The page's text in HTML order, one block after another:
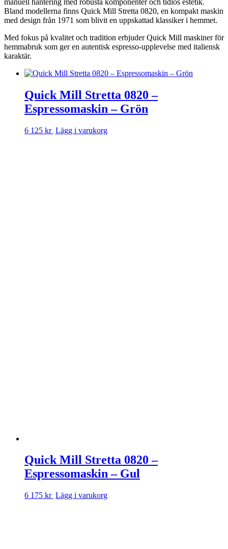
Bland modellerna finns Quick Mill Stretta 0820, en kompakt maskin
med design från 1971 som blivit en uppskattad klassiker i hemmet.
Med fokus på kvalitet och tradition erbjuder Quick Mill maskiner för
hemmabruk som ger en autentisk espresso-upplevelse med italiensk
karaktär.
Quick Mill Stretta 0820 –
Espressomaskin – Grön
6 125 kr Lägg i varukorg
Quick Mill Stretta 0820 –
Espressomaskin – Gul
6 175 kr Lägg i varukorg